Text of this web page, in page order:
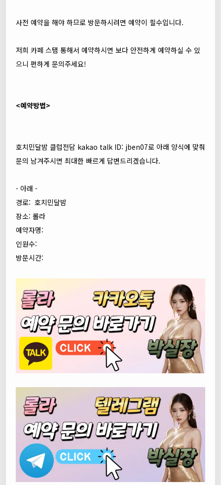
사전 예약을 해야 하므로 방문하시려면 예약이 필수입니다.
저희 카페 스탭 통해서 예약하시면 보다 안전하게 예약하실 수 있
으니 편하게 문의주세요!
<예약방법>
호치민달밤 클럽전담 kakao talk ID: jben07로 아래 양식에 맞춰
문의 남겨주시면 최대한 빠르게 답변드리겠습니다.
- 아래 -
경로: 호치민달밤
장소: 롤라
예약자명:
인원수:
방문시간: